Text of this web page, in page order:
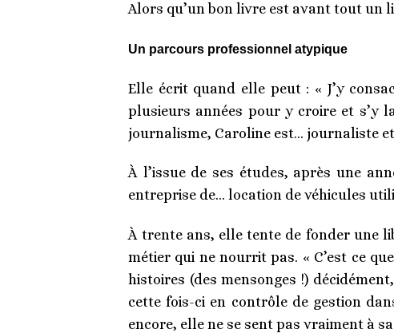
Alors qu’un bon livre est avant tout un
Un parcours professionnel atypique
Elle écrit quand elle peut : « J’y
plusieurs années pour y croire et s’y
journalisme, Caroline est… journaliste
À l’issue de ses études, après une
entreprise de… location de véhicules
À trente ans, elle tente de fonder une
métier qui ne nourrit pas. « C’est ce
histoires (des mensonges !)
cette fois-ci en contrôle de gestion
encore, elle ne se sent pas vraiment à